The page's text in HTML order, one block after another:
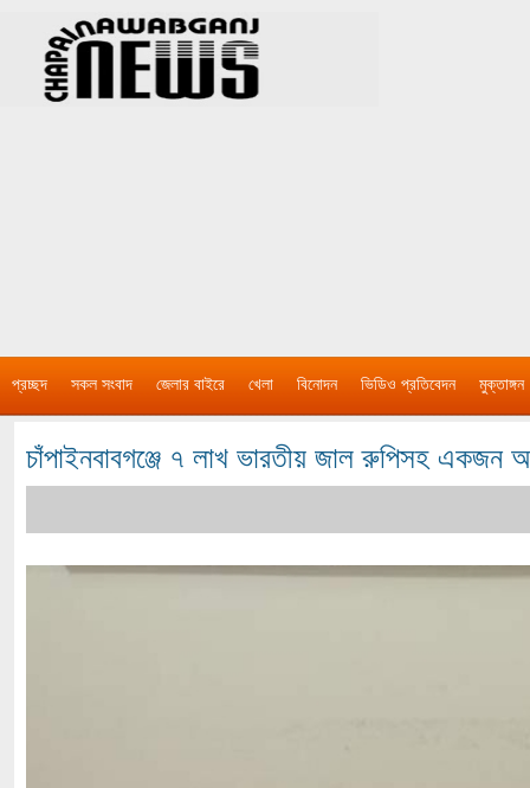
প্রচ্ছদ সকল সংবাদ জেলার বাইরে খেলা বিনোদন ভিডিও প্রতিবেদন মুক্তাঙ্গন
চাঁপাইনবাবগঞ্জে ৭ লাখ ভারতীয় জাল রুপিসহ একজন